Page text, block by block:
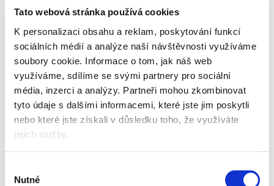
Tato webová stránka používá cookies
K personalizaci obsahu a reklam, poskytování funkcí
sociálních médií a analýze naší návštěvnosti využíváme
soubory cookie. Informace o tom, jak náš web
využíváme, sdílíme se svými partnery pro sociální
média, inzerci a analýzy. Partneři mohou zkombinovat
tyto údaje s dalšími informacemi, které jste jim poskytli
nebo které jste získali v důsledku toho, že využíváte
jejich služby.
souhlasu
Nutné
Kontaktní údaje
Jméno a příjmení
E-mail